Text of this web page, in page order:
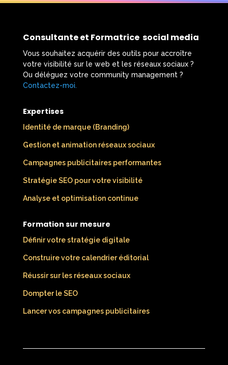
Consultante et Formatrice social media
Vous souhaitez acquérir des outils pour accroître
votre visibilité sur le web et les réseaux sociaux ?
Ou déléguez votre community management ?
Contactez-moi.
Expertises
Identité de marque (Branding)
Gestion et animation réseaux sociaux
Campagnes publicitaires performantes
Stratégie SEO pour votre visibilité
Analyse et optimisation continue
Formation sur mesure
Définir votre stratégie digitale
Construire votre calendrier éditorial
Réussir sur les réseaux sociaux
Dompter le SEO
Lancer vos campagnes publicitaires